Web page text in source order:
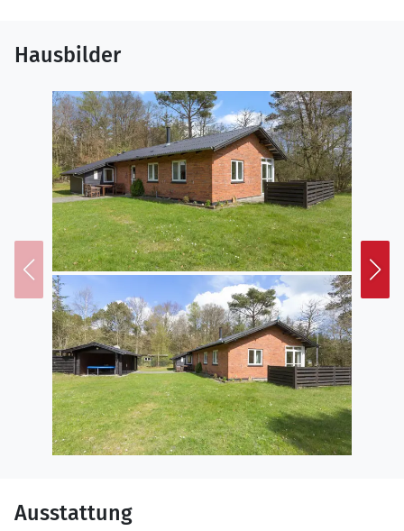
Küche
Die Küche ist mit Kühlschrank ausgestattet. Außerdem
gibt es 4 Keramik-Kochfelder, Umluftofen, Mikrowelle
sowie Geschirrspüler.
WC und Bad
Es gibt 1 Badezimmer mit Duschnische und 2 Toiletten,
davon 1 Gästetoilette. Fußbodenheizung in 1
Badezimmer. Fußbodenheizung in der Gästetoilette.
Draußen
Die Ferienunterkunft liegt auf einem 2800 m² großen
Naturgrundstück. Die Entfernung zum Meer beträgt
250 m. Die nächste Einkaufsmöglichkeit liegt 3500 m
entfernt. Es steht ein 40 m² Terrassenareal zur
Verfügung. Geräteraum. Es steht ein Grill zur
Verfügung. Es steht ein Carport zur Verfügung.
Parkplatz auf dem Grundstück.
Einrichtung
Ferienunterkunft hat eine Wohnfläche von 100 m² und
wurde 1960 gebaut. 2011 wurde die Ferienunterkunft
Hausbilder
Ausstattung